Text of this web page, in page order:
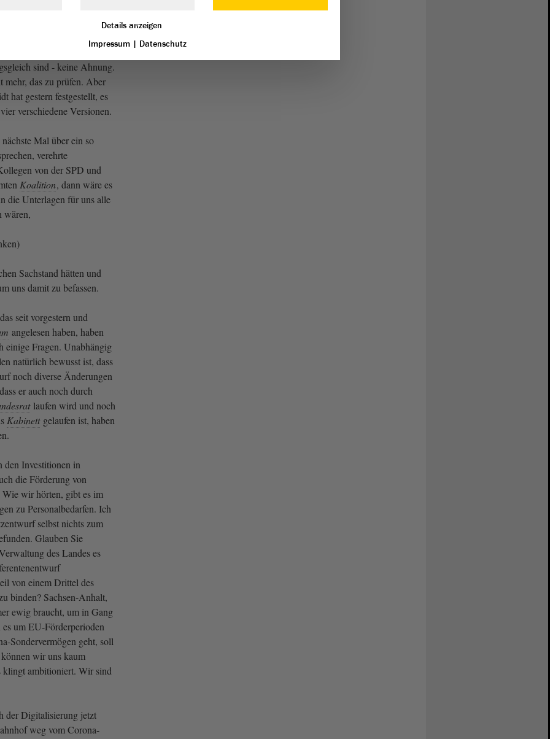
man mit
dieses
Eine stammt vom
vom 4. Juni. Ob diese
sind - keine Ahnung.
mehr, das zu prüfen. Aber
hat gestern festgestellt, es
verschiedene Versionen.
Mal über ein so
verehrte
von der SPD und
Koalition, dann wäre es
die Unterlagen für uns alle
wären,
Sachstand hätten und
uns damit zu befassen.
seit vorgestern und
angelesen haben, haben
einige Fragen. Unabhängig
natürlich bewusst ist, dass
noch diverse Änderungen
er auch noch durch
laufen wird und noch
Kabinett gelaufen ist, haben
den Investitionen in
die Förderung von
Wie wir hörten, gibt es im
zu Personalbedarfen. Ich
selbst nichts zum
Glauben Sie
des Landes es
von einem Drittel des
binden? Sachsen-Anhalt,
ewig braucht, um in Gang
um EU-Förderperioden
Sondervermögen geht, soll
wir uns kaum
klingt ambitioniert. Wir sind
der Digitalisierung jetzt
weg vom Corona-
Details anzeigen
Impressum | Datenschutz